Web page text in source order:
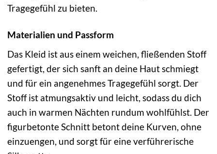
Tragegefühl zu bieten.
Materialien und Passform
Das Kleid ist aus einem weichen, fließenden Stoff
gefertigt, der sich sanft an deine Haut schmiegt
und für ein angenehmes Tragegefühl sorgt. Der
Stoff ist atmungsaktiv und leicht, sodass du dich
auch in warmen Nächten rundum wohlfühlst. Der
figurbetonte Schnitt betont deine Kurven, ohne
einzuengen, und sorgt für eine verführerische